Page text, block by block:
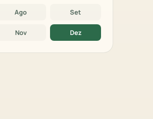
Ago Set
Nov Dez